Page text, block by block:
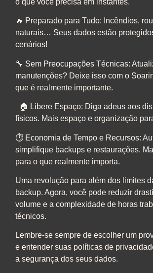
o que você precisa em instantes.
🔥 Preparado para Tudo: Incêndios,
naturais… Seus dados estão
cenários!
🔧 Sem Preocupações Técnicas:
manutenções? Deixe isso com o
que é realmente importante.
🏠 Libere Espaço: Diga adeus aos
físicos. Mais espaço e organização
⏱️ Economia de Tempo e Recursos:
simplifique backups e restaurações.
para o que realmente importa.
Uma revolução para além dos limites
backup. Agora, você pode reduzir
volume e a complexidade de horas
técnicos.
Lembre-se sempre de escolher um
e entender suas políticas de
a segurança dos seus dados.